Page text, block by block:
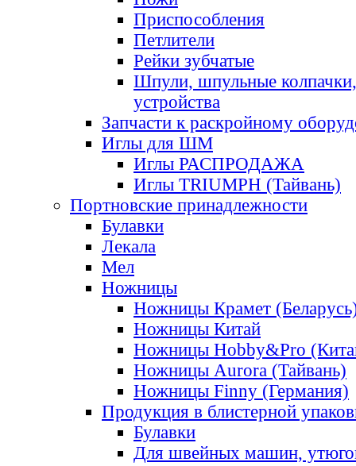
Приспособления
Петлители
Рейки зубчатые
Шпули, шпульные
устройства
Запчасти к раскройному
Иглы для ШМ
Иглы РАСПРОДАЖА
Иглы TRIUMPH (Тайвань)
Портновские принадлежности
Булавки
Лекала
Мел
Ножницы
Ножницы Крамет
Ножницы Китай
Ножницы Hobby&Pro
Ножницы Aurora (Тайвань)
Ножницы Finny (Германия)
Продукция в блистерной
Булавки
Для швейных машин,